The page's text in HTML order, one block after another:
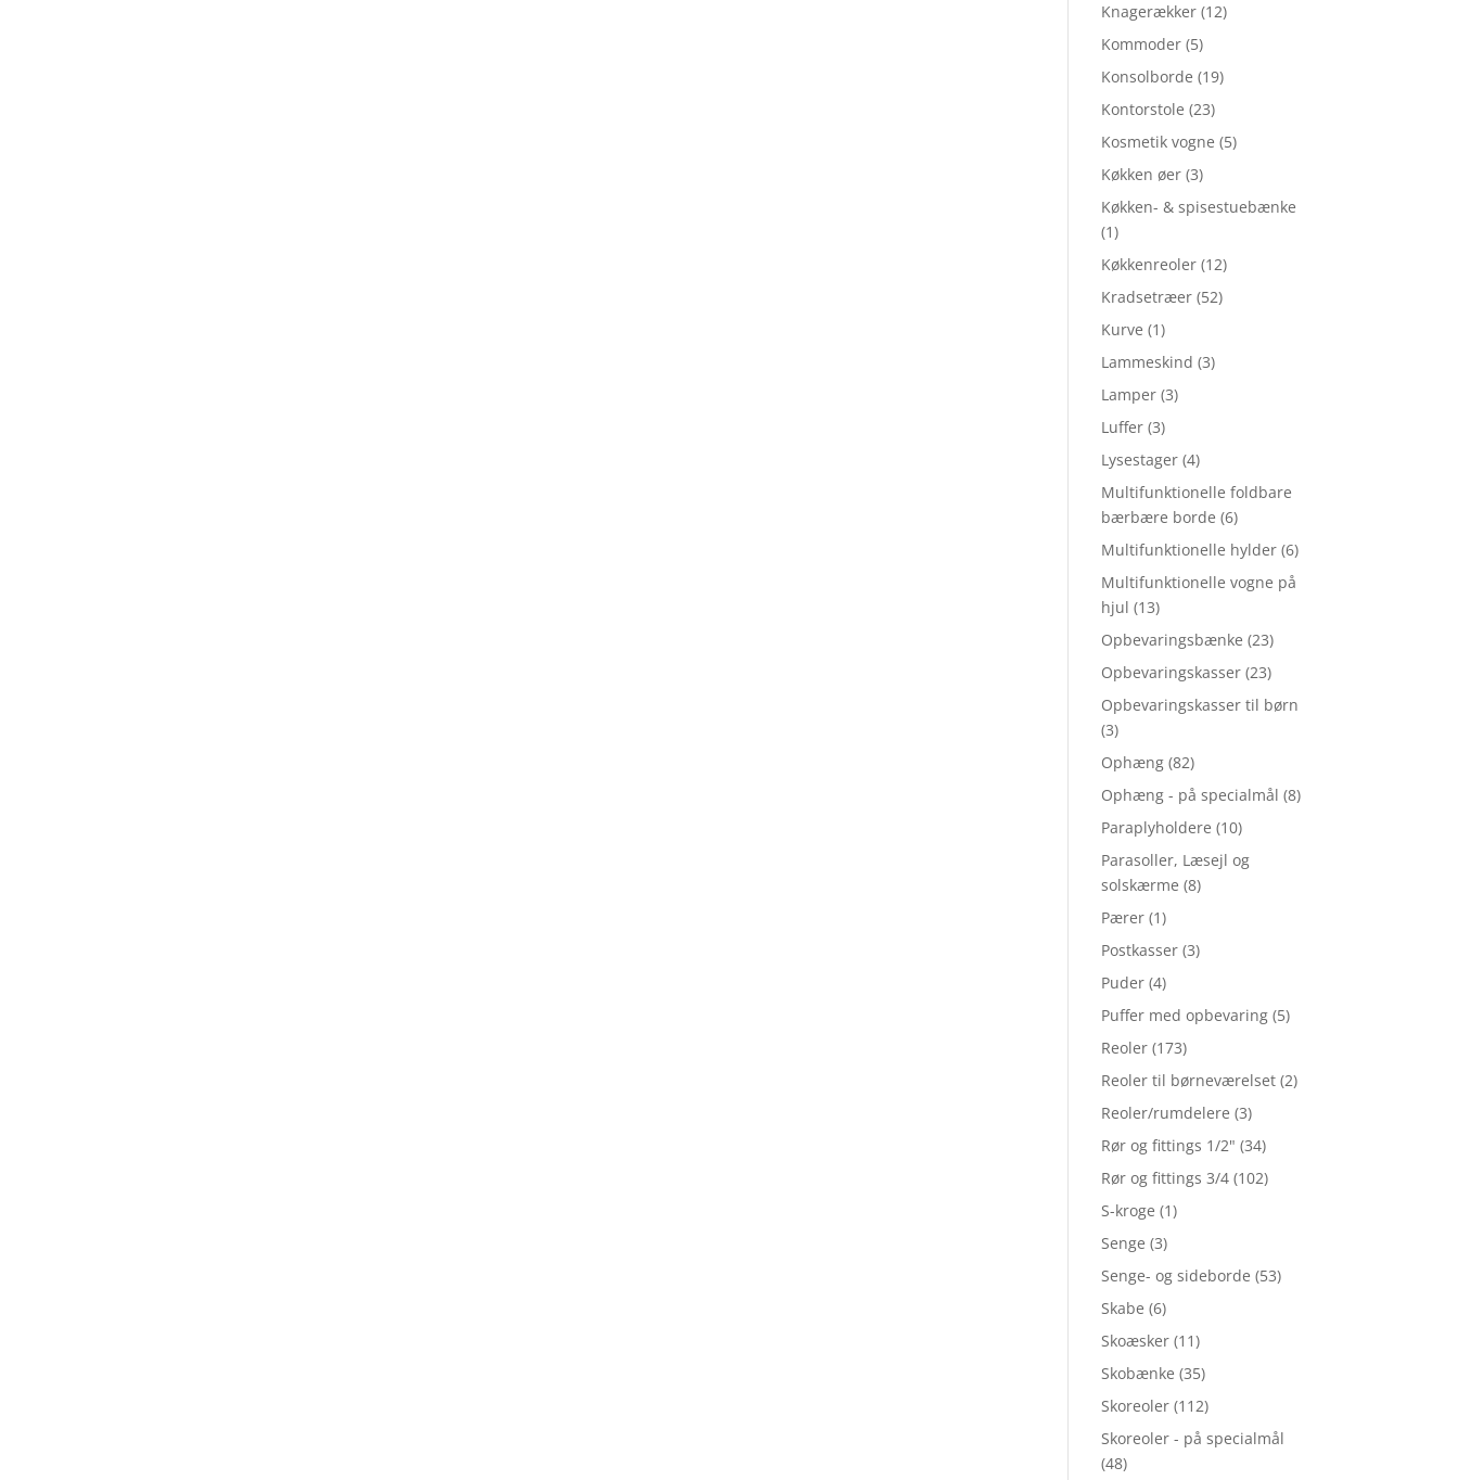
Knagerækker (12)
Kommoder (5)
Konsolborde (19)
Kontorstole (23)
Kosmetik vogne (5)
Køkken øer (3)
Køkken- & spisestuebænke
(1)
Køkkenreoler (12)
Kradsetræer (52)
Kurve (1)
Lammeskind (3)
Lamper (3)
Luffer (3)
Lysestager (4)
Multifunktionelle foldbare
bærbære borde (6)
Multifunktionelle hylder (6)
Multifunktionelle vogne på
hjul (13)
Opbevaringsbænke (23)
Opbevaringskasser (23)
Opbevaringskasser til børn
(3)
Ophæng (82)
Ophæng - på specialmål (8)
Paraplyholdere (10)
Parasoller, Læsejl og
solskærme (8)
Pærer (1)
Postkasser (3)
Puder (4)
Puffer med opbevaring (5)
Reoler (173)
Reoler til børneværelset (2)
Reoler/rumdelere (3)
Rør og fittings 1/2" (34)
Rør og fittings 3/4 (102)
S-kroge (1)
Senge (3)
Senge- og sideborde (53)
Skabe (6)
Skoæsker (11)
Skobænke (35)
Skoreoler (112)
Skoreoler - på specialmål
(48)